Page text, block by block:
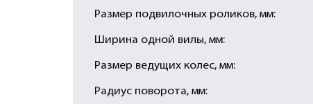
Размер подвилочных роликов, мм:
Ширина одной вилы, мм:
Размер ведущих колес, мм:
Радиус поворота, мм: